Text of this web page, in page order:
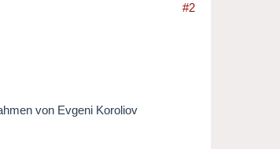
#2
von Evgeni Koroliov